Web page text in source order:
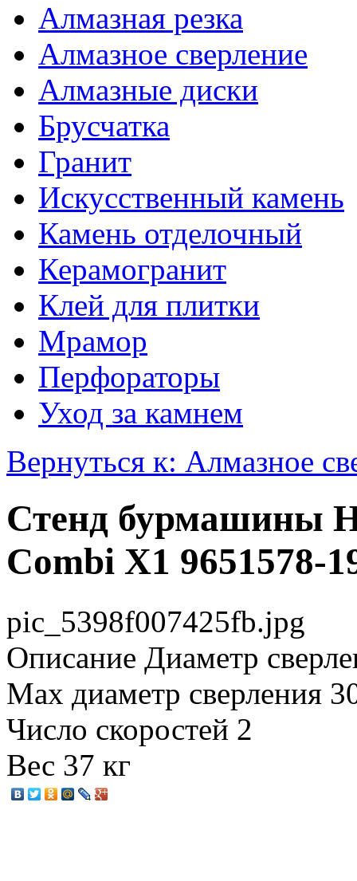
Алмазная резка
Алмазное сверление
Алмазные диски
Брусчатка
Гранит
Искусственный камень
Камень отделочный
Керамогранит
Клей для плитки
Мрамор
Перфораторы
Уход за камнем
Вернуться к: Алмазное
Стенд бурмашины
Combi X1 9651578-
pic_5398f007425fb.jpg
Описание Диаметр
Мах диаметр сверления
Число скоростей 2
Вес 37 кг